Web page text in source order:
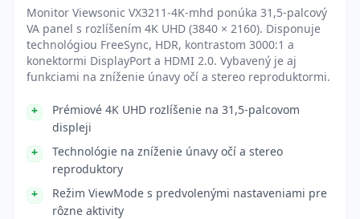
Monitor Viewsonic VX3211-4K-mhd ponúka 31,5-palcový
VA panel s rozlíšením 4K UHD (3840 × 2160). Disponuje
technológiou FreeSync, HDR, kontrastom 3000:1 a
konektormi DisplayPort a HDMI 2.0. Vybavený je aj
funkciami na zníženie únavy očí a stereo reproduktormi.
Prémiové 4K UHD rozlíšenie na 31,5-palcovom
displeji
Technológie na zníženie únavy očí a stereo
reproduktory
Režim ViewMode s predvolenými nastaveniami pre
rôzne aktivity